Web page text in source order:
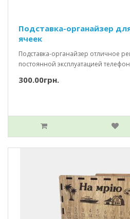
Подставка-органайзер
ячеек
Подставка-органайзер отличное
постоянной эксплуатацией
300.00грн.